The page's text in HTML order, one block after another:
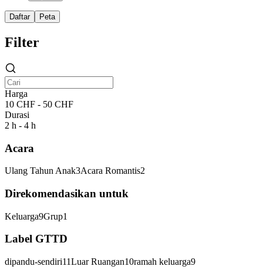
Daftar Peta
Filter
Harga
10 CHF - 50 CHF
Durasi
2 h - 4 h
Acara
Ulang Tahun Anak3Acara Romantis2
Direkomendasikan untuk
Keluarga9Grup1
Label GTTD
dipandu-sendiri11Luar Ruangan10ramah keluarga9